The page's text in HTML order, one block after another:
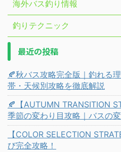
海外バス釣り情報
釣りテクニック
最近の投稿
🍂秋バス攻略完全版｜釣れる
帯・天候別攻略を徹底解説
🍂【AUTUMN TRANSITION
季節の変わり目攻略｜バスの
【COLOR SELECTION
び完全攻略！